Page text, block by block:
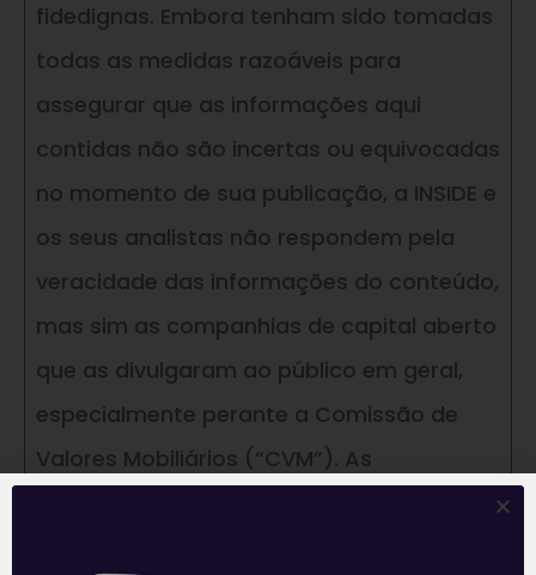
fidedignas. Embora tenham sido tomadas
todas as medidas razoáveis para
assegurar que as informações aqui
contidas não são incertas ou equivocadas
no momento de sua publicação, a INSIDE e
os seus analistas não respondem pela
veracidade das informações do conteúdo,
mas sim as companhias de capital aberto
que as divulgaram ao público em geral,
especialmente perante a Comissão de
Valores Mobiliários (“CVM”). As